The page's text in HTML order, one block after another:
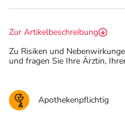
Zur Artikelbeschreibung
Zu Risiken und
und fragen Sie Ihre Ärztin,
Apothekenpflichtig